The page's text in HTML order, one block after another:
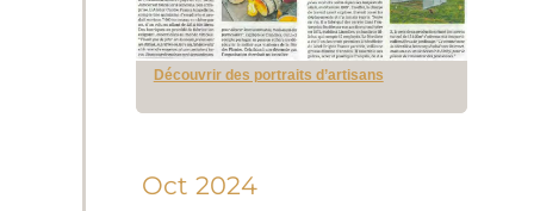
Découvrir des portraits d’artisans
Oct 2024